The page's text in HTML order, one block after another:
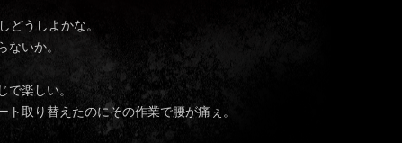
どうしよかな。
いか。
で楽しい。
取り替えたのにその作業で腰が痛ぇ。